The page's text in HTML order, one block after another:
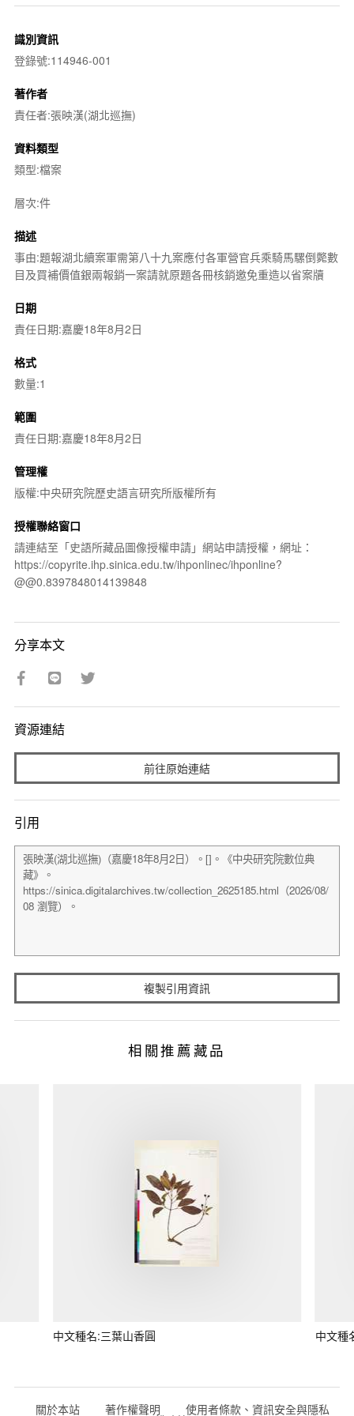
識別資訊
登錄號:114946-001
著作者
責任者:張映漢(湖北巡撫)
資料類型
類型:檔案
層次:件
描述
事由:題報湖北續案軍需第八十九案應付各軍營官兵乘騎馬騾倒斃數
目及買補價值銀兩報銷一案請就原題各冊核銷邀免重造以省案牘
日期
責任日期:嘉慶18年8月2日
格式
數量:1
範圍
責任日期:嘉慶18年8月2日
管理權
版權:中央研究院歷史語言研究所版權所有
授權聯絡窗口
請連結至「史語所藏品圖像授權申請」網站申請授權，網址：
https://copyrite.ihp.sinica.edu.tw/ihponlinec/ihponline?
@@0.8397848014139848
分享本文
資源連結
前往原始連結
引用
複製引用資訊
相關推薦藏品
中文種名:三葉山香圓 中文種
關於本站 著作權聲明 使用者條款、資訊安全與隱私